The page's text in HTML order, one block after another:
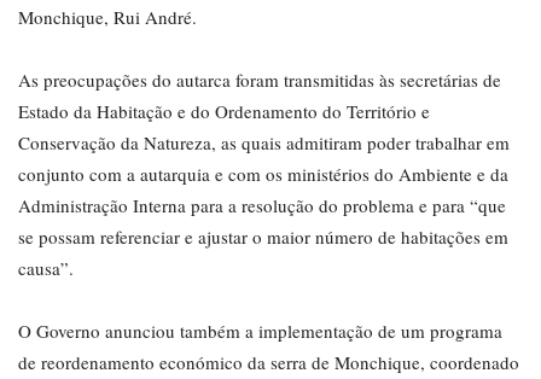
Monchique, Rui André.
As preocupações do autarca foram transmitidas às secretárias de
Estado da Habitação e do Ordenamento do Território e
Conservação da Natureza, as quais admitiram poder trabalhar em
conjunto com a autarquia e com os ministérios do Ambiente e da
Administração Interna para a resolução do problema e para “que
se possam referenciar e ajustar o maior número de habitações em
causa”.
O Governo anunciou também a implementação de um programa
de reordenamento económico da serra de Monchique, coordenado